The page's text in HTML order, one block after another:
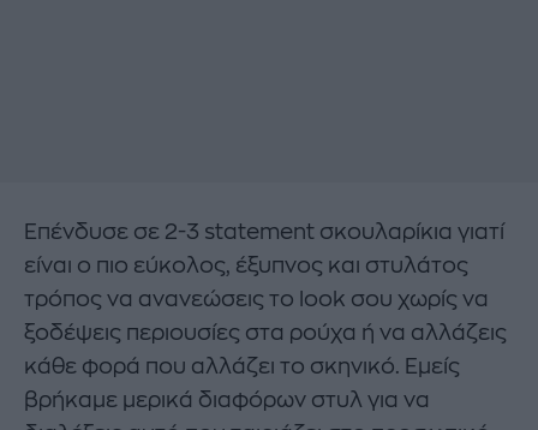
Επένδυσε σε 2-3 statement σκουλαρίκια γιατί
είναι ο πιο εύκολος, έξυπνος και στυλάτος
τρόπος να ανανεώσεις το look σου χωρίς να
ξοδέψεις περιουσίες στα ρούχα ή να αλλάζεις
κάθε φορά που αλλάζει το σκηνικό. Eμείς
βρήκαμε μερικά διαφόρων στυλ για να